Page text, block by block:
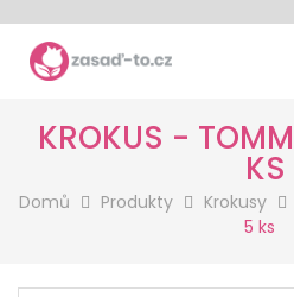
KROKUS -
KS
Domů Produkty Krokusy
5 ks